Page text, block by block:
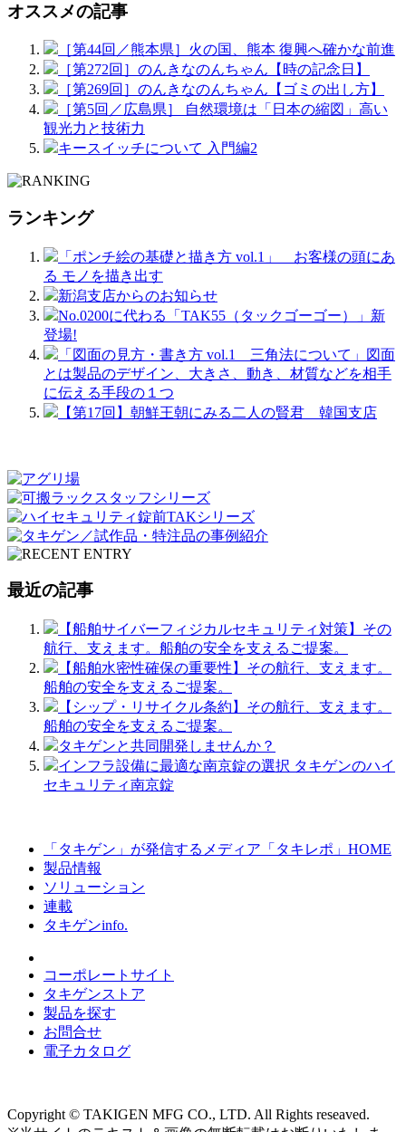
オススメの記事
［第44回／熊本県］火の国、熊本 復興へ確かな前進
［第272回］のんきなのんちゃん【時の記念日】
［第269回］のんきなのんちゃん【ゴミの出し方】
［第5回／広島県］ 自然環境は「日本の縮図」高い
観光力と技術力
キースイッチについて 入門編2
ランキング
「ポンチ絵の基礎と描き方 vol.1」 お客様の頭にあ
る モノを描き出す
新潟支店からのお知らせ
No.0200に代わる「TAK55（タックゴーゴー）」新
登場!
「図面の見方・書き方 vol.1 三角法について」図面
とは製品のデザイン、大きさ、動き、材質などを相手
に伝える手段の１つ
【第17回】朝鮮王朝にみる二人の賢君 韓国支店
最近の記事
【船舶サイバーフィジカルセキュリティ対策】その
航行、支えます。船舶の安全を支えるご提案。
【船舶水密性確保の重要性】その航行、支えます。
船舶の安全を支えるご提案。
【シップ・リサイクル条約】その航行、支えます。
船舶の安全を支えるご提案。
タキゲンと共同開発しませんか？
インフラ設備に最適な南京錠の選択 タキゲンのハイ
セキュリティ南京錠
「タキゲン」が発信するメディア「タキレポ」HOME
製品情報
ソリューション
連載
タキゲンinfo.
コーポレートサイト
タキゲンストア
製品を探す
お問合せ
電子カタログ
Copyright © TAKIGEN MFG CO., LTD. All Rights reseaved.